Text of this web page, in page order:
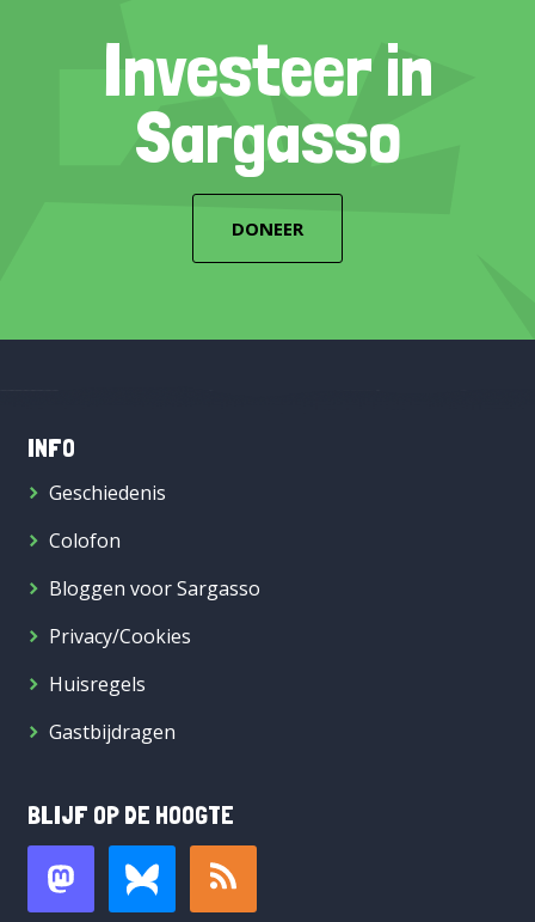
Investeer in
Sargasso
DONEER
INFO
Geschiedenis
Colofon
Bloggen voor Sargasso
Privacy/Cookies
Huisregels
Gastbijdragen
BLIJF OP DE HOOGTE